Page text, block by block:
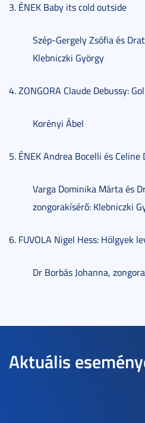
3. ÉNEK Baby its cold outside
Szép-Gergely Zsófia és
Klebniczki György
4. ZONGORA Claude Debussy:
Korényi Ábel
5. ÉNEK Andrea Bocelli és Celine
Varga Dominika Márta és
zongorakísérő: Klebniczki
6. FUVOLA Nigel Hess: Hölgyek
Dr Borbás Johanna,
Aktuális